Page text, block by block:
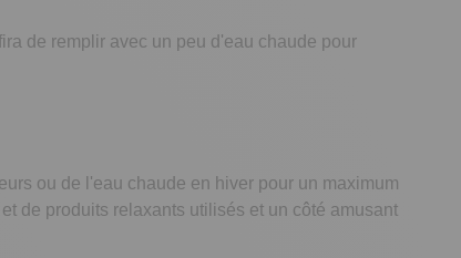
de remplir avec un peu d'eau chaude pour
ou de l'eau chaude en hiver pour un maximum
de produits relaxants utilisés et un côté amusant